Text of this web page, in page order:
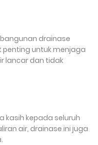
drainase
penting untuk menjaga
lancar dan tidak
kasih kepada seluruh
air, drainase ini juga